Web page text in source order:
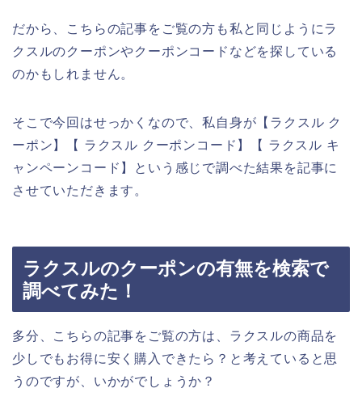
だから、こちらの記事をご覧の方も私と同じようにラ
クスルのクーポンやクーポンコードなどを探している
のかもしれません。
そこで今回はせっかくなので、私自身が【ラクスル ク
ーポン】【 ラクスル クーポンコード】【 ラクスル キ
ャンペーンコード】という感じで調べた結果を記事に
させていただきます。
ラクスルのクーポンの有無を検索で
調べてみた！
多分、こちらの記事をご覧の方は、ラクスルの商品を
少しでもお得に安く購入できたら？と考えていると思
うのですが、いかがでしょうか？